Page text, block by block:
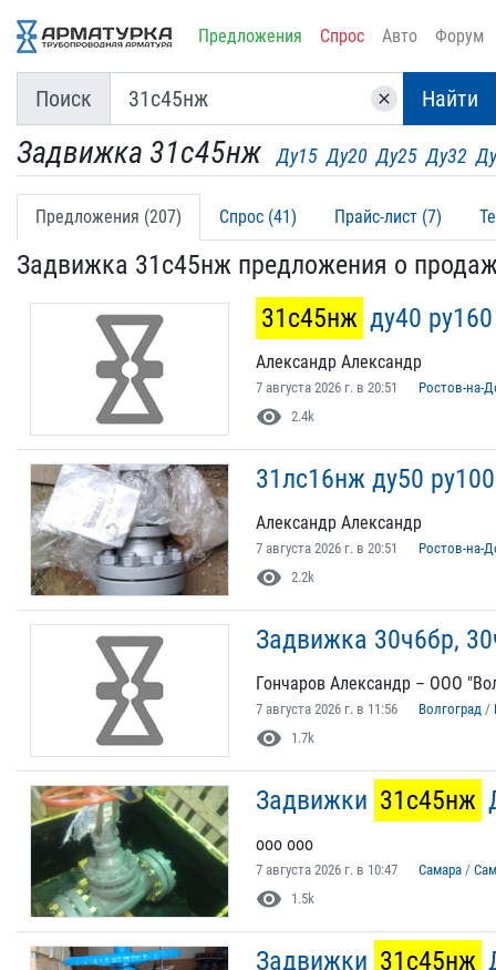
Предложения Спрос Авто Форум
Поиск clear Найти
Задвижка 31с45нж Ду15 Ду20 Ду25 Ду32
Предложения (207) Спрос (41) Прайс-лист (7)
Задвижка 31с45нж предложения о
31с45нж ду40
Александр Александр
7 августа 2026 г. в 20:51 Ростов-на-
visibility 2.4k
31лс16нж ду50
Александр Александр
7 августа 2026 г. в 20:51 Ростов-на-
visibility 2.2k
Задвижка 30ч6бр,
Гончаров Александр – ООО
7 августа 2026 г. в 11:56 Волгоград /
visibility 1.7k
Задвижки 31с45нж
ооо ооо
7 августа 2026 г. в 10:47 Самара /
visibility 1.5k
Задвижки 31с45нж